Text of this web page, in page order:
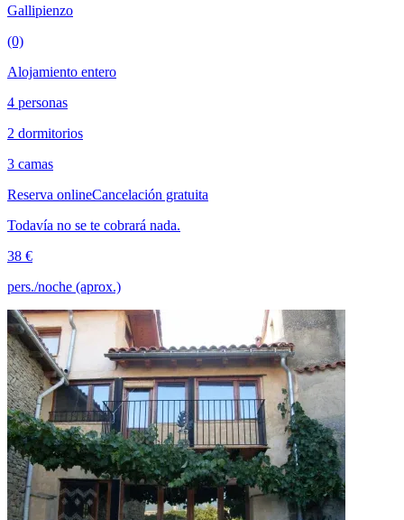
Gallipienzo
(0)
Alojamiento entero
4 personas
2 dormitorios
3 camas
Reserva onlineCancelación gratuita
Todavía no se te cobrará nada.
38 €
pers./noche (aprox.)